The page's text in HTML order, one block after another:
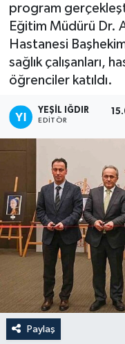
program
Eğitim Müdürü Dr.
Hastanesi
sağlık çalışanları,
öğrenciler katıldı.
YEŞIL IĞDIR
EDITÖR
Paylaş